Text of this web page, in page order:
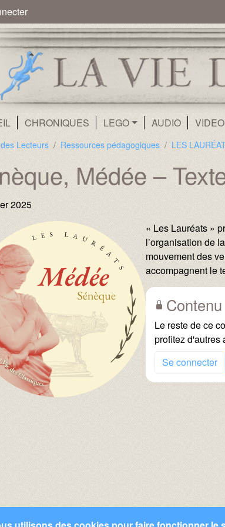
du compte de l'utilisateur
principale
CHRONIQUES LEGO AUDIO VIDEO
Lecteurs Ressources pédagogiques LES
Médée –
2025
« Les Lauréats »
l’organisation de
mouvement des
accompagnent le
Le reste de ce
profitez d'autres
Se connecter